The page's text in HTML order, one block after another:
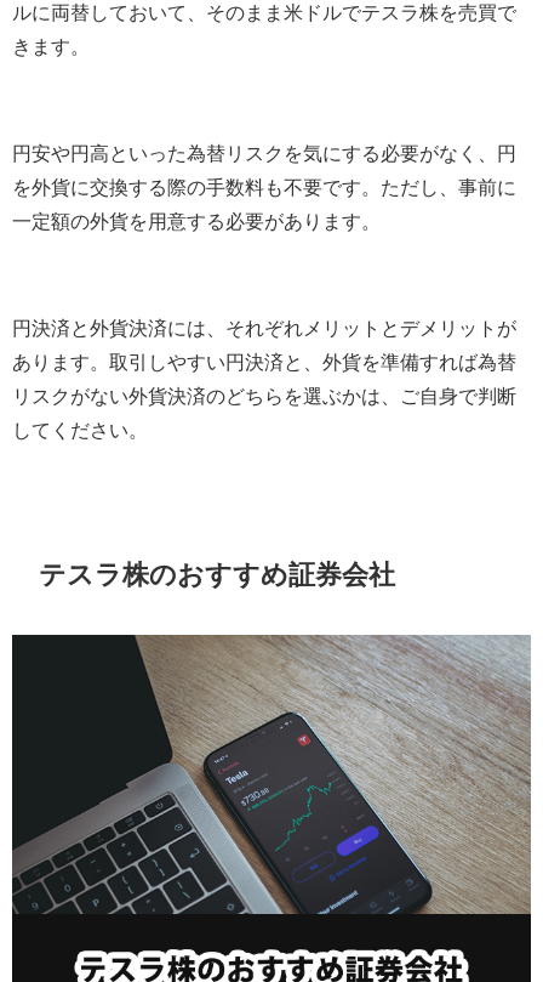
ルに両替しておいて、そのまま米ドルでテスラ株を売買で
きます。
円安や円高といった為替リスクを気にする必要がなく、円
を外貨に交換する際の手数料も不要です。ただし、事前に
一定額の外貨を用意する必要があります。
円決済と外貨決済には、それぞれメリットとデメリットが
あります。取引しやすい円決済と、外貨を準備すれば為替
リスクがない外貨決済のどちらを選ぶかは、ご自身で判断
してください。
テスラ株のおすすめ証券会社